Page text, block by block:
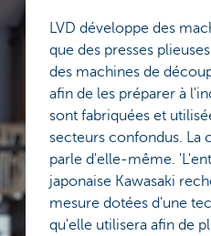
LVD développe des
que des presses
des machines de
afin de les préparer à
sont fabriquées et
secteurs confondus. La
parle d'elle-même.
japonaise Kawasaki
mesure dotées d'une
qu'elle utilisera afin de